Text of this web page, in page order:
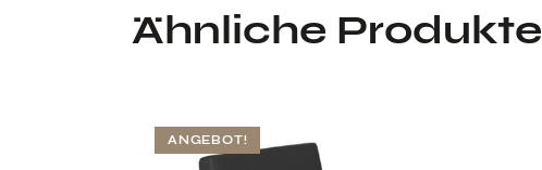
Ähnliche Produkte
ANGEBOT!